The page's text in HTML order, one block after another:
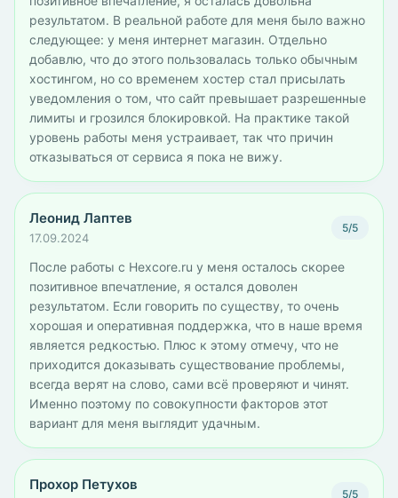
результатом. В реальной работе для меня было важно
следующее: у меня интернет магазин. Отдельно
добавлю, что до этого пользовалась только обычным
хостингом, но со временем хостер стал присылать
уведомления о том, что сайт превышает разрешенные
лимиты и грозился блокировкой. На практике такой
уровень работы меня устраивает, так что причин
отказываться от сервиса я пока не вижу.
Леонид Лаптев
17.09.2024
5/5
После работы с Hexcore.ru у меня осталось скорее
позитивное впечатление, я остался доволен
результатом. Если говорить по существу, то очень
хорошая и оперативная поддержка, что в наше время
является редкостью. Плюс к этому отмечу, что не
приходится доказывать существование проблемы,
всегда верят на слово, сами всё проверяют и чинят.
Именно поэтому по совокупности факторов этот
вариант для меня выглядит удачным.
Прохор Петухов
5/5